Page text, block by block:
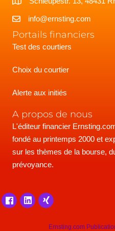
info@ernsting.com
Portails financiers
Test des courtiers
Choix du courtier
Alerte aux initiés
A propos de nous
L'éditeur financier
fondé au printemps 2000 et
sur les thèmes de la bourse,
prévoyance.
Ernsting.com